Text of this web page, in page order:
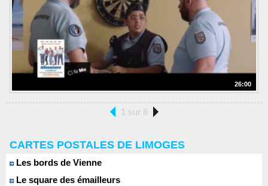
26:00
1 sur 8
CARTES POSTALES DE LIMOGES
Les bords de Vienne
Le square des émailleurs